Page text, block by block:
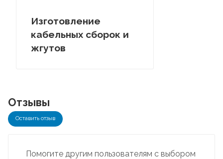
Изготовление
кабельных сборок и
жгутов
Отзывы
Оставить отзыв
Помогите другим пользователям с выбором